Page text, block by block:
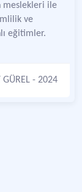
meslekleri ile
ve
eğitimler.
GÜREL - 2024